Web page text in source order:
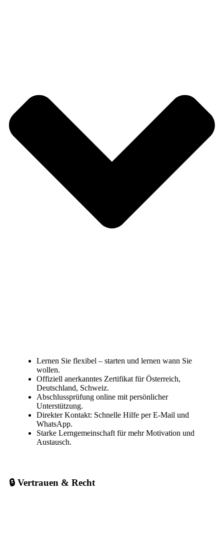
Lernen Sie flexibel – starten und lernen wann Sie
wollen.
Offiziell anerkanntes Zertifikat für Österreich,
Deutschland, Schweiz.
Abschlussprüfung online mit persönlicher
Unterstützung.
Direkter Kontakt: Schnelle Hilfe per E-Mail und
WhatsApp.
Starke Lerngemeinschaft für mehr Motivation und
Austausch.
🔒 Vertrauen & Recht